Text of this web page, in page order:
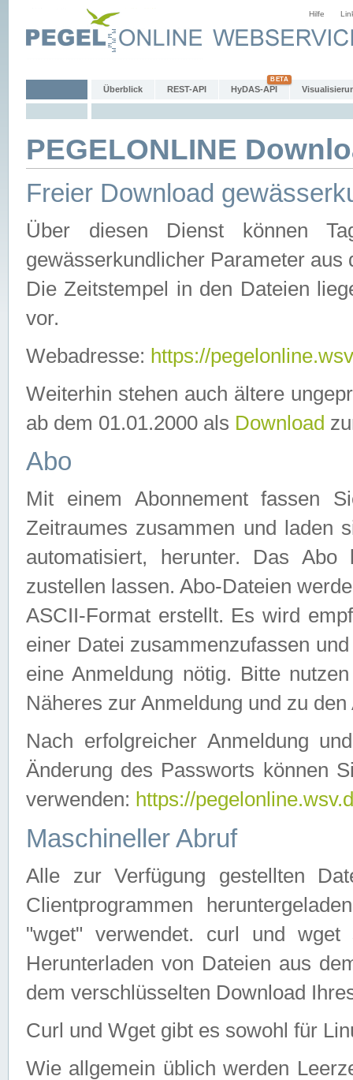
Hilfe
Überblick REST-API HyDAS-API
PEGELONLINE
Freier Download
Über diesen Dienst können
gewässerkundlicher Parameter aus
Die Zeitstempel in den Dateien
vor.
Webadresse: https://
Weiterhin stehen auch ältere
ab dem 01.01.2000 als Download
Abo
Mit einem Abonnement fassen
Zeitraumes zusammen und laden
automatisiert, herunter. Das
zustellen lassen. Abo-Dateien
ASCII-Format erstellt. Es wird
einer Datei zusammenzufassen
eine Anmeldung nötig. Bitte
Näheres zur Anmeldung und zu
Nach erfolgreicher Anmeldung
Änderung des Passworts können
verwenden: https://
Maschineller Abruf
Alle zur Verfügung gestellten
Clientprogrammen
"wget" verwendet. curl und wget
Herunterladen von Dateien aus
dem verschlüsselten Download
Curl und Wget gibt es sowohl für
Wie allgemein üblich werden